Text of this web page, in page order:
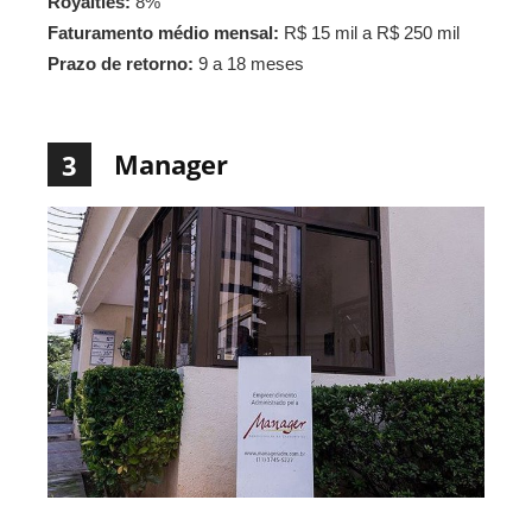
Faturamento médio mensal: R$ 15 mil a R$ 250 mil
Prazo de retorno: 9 a 18 meses
3 Manager